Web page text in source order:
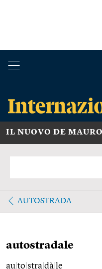
IL NUOVO DE MAURO
AUTOSTRADA
autostradale
au to stra dà le